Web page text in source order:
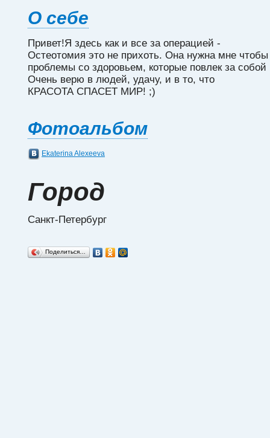
О себе
Привет!Я здесь как и все за операцией -
Остеотомия это не прихоть. Она нужна мне
проблемы со здоровьем, которые повлек за
Очень верю в людей, удачу, и в то, что
КРАСОТА СПАСЕТ МИР! ;)
Фотоальбом
Ekaterina Alexeeva
Город
Санкт-Петербург
Поделиться…